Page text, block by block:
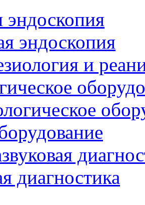
эндоскопия
эндоскопия
и
диагностика